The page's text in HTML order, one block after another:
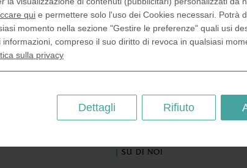
Relazioni
SU DI NOI
qui e permettere solo l'uso dei Cookies necessari. Potrà
momento nella sezione "Gestire le preferenze" quali usi
compreso il suo diritto di revoca in qualsiasi
sulla privacy
Rifiuto
Dettagli